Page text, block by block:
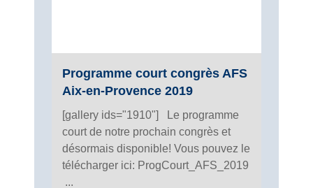
Programme court congrès AFS
Aix-en-Provence 2019
[gallery ids="1910"] Le programme
court de notre prochain congrès et
désormais disponible! Vous pouvez le
télécharger ici: ProgCourt_AFS_2019
...